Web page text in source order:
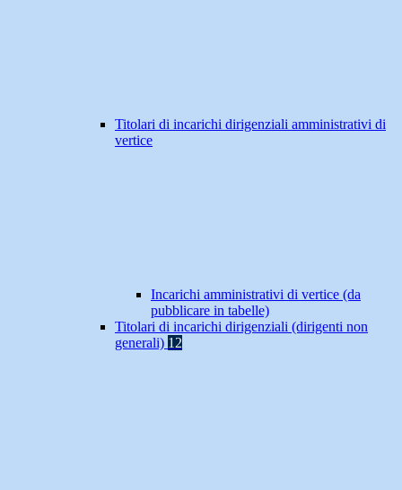
Titolari di incarichi dirigenziali amministrativi di
vertice
Incarichi amministrativi di vertice (da
pubblicare in tabelle)
Titolari di incarichi dirigenziali (dirigenti non
generali) 12